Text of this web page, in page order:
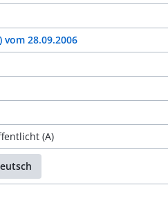
vom 28.09.2006
(A)